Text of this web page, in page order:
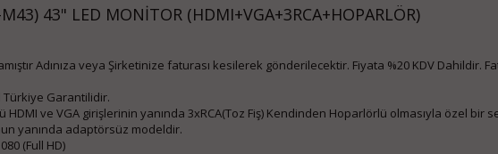
M43) 43" LED MONİTOR (HDMI+VGA+3RCA+HOPARLÖR)
Adınıza veya Şirketinize faturası kesilerek gönderilecektir. Fiyata %20 KDV Dahildir.
Türkiye Garantilidir.
HDMI ve VGA girişlerinin yanında 3xRCA(Toz Fiş) Kendinden Hoparlörlü olmasıyla özel bir
yanında adaptörsüz modeldir.
(Full HD)